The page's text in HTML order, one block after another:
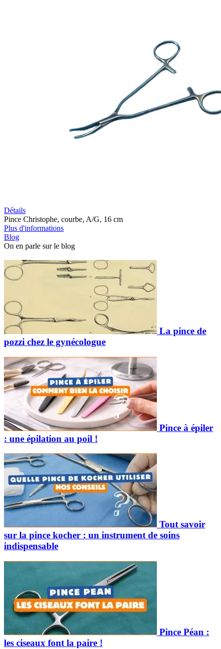
Détails
Pince Christophe, courbe, A/G, 16 cm
Plus d'informations
Blog
On en parle sur le blog
La pince de
pozzi chez le gynécologue
Pince à épiler
: une épilation au poil !
Tout savoir
sur la pince kocher : un instrument de soins
indispensable
Pince Péan :
les ciseaux font la paire !